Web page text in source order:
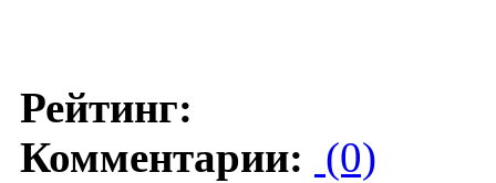
Рейтинг:
Комментарии: (0)